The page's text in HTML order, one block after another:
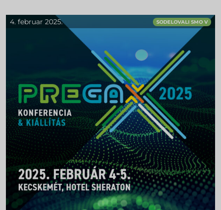
4. februar 2025. SODELOVALI SMO V